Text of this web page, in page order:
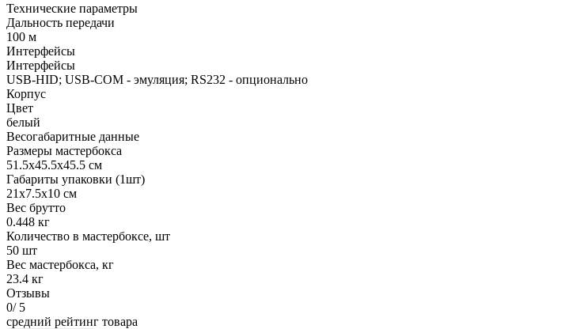
Технические параметры
Дальность передачи
100 м
Интерфейсы
Интерфейсы
USB-HID; USB-COM - эмуляция; RS232 - опционально
Корпус
Цвет
белый
Весогабаритные данные
Размеры мастербокса
51.5х45.5х45.5 см
Габариты упаковки (1шт)
21х7.5х10 см
Вес брутто
0.448 кг
Количество в мастербоксе, шт
50 шт
Вес мастербокса, кг
23.4 кг
Отзывы
0/ 5
средний рейтинг товара